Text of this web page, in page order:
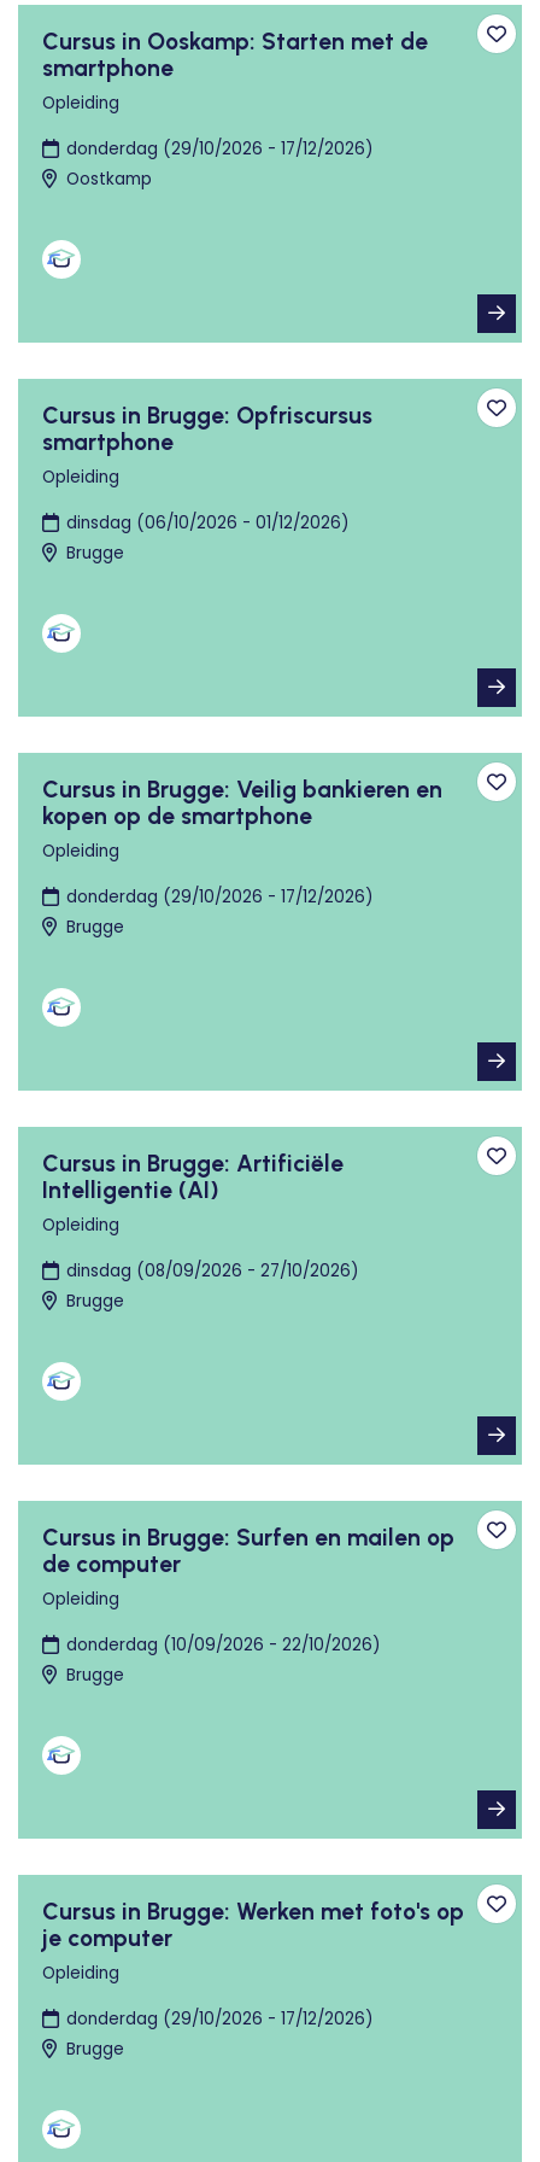
Cursus in Ooskamp: Starten met de
smartphone
Opleiding
donderdag (29/10/2026 - 17/12/2026)
Oostkamp
Cursus in Brugge: Opfriscursus
smartphone
Opleiding
dinsdag (06/10/2026 - 01/12/2026)
Brugge
Cursus in Brugge: Veilig bankieren en
kopen op de smartphone
Opleiding
donderdag (29/10/2026 - 17/12/2026)
Brugge
Cursus in Brugge: Artificiële
Intelligentie (AI)
Opleiding
dinsdag (08/09/2026 - 27/10/2026)
Brugge
Cursus in Brugge: Surfen en mailen op
de computer
Opleiding
donderdag (10/09/2026 - 22/10/2026)
Brugge
Cursus in Brugge: Werken met foto's op
je computer
Opleiding
donderdag (29/10/2026 - 17/12/2026)
Brugge